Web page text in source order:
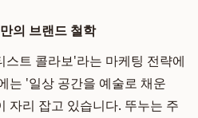
의 브랜드 철학
트 콜라보'라는 마케팅 전략에
는 '일상 공간을 예술로 채운
자리 잡고 있습니다. 뚜누는 주